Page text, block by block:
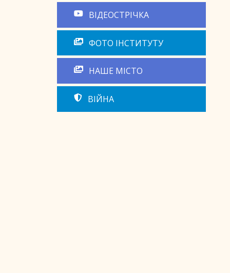
ВІДЕОСТРІЧКА
ФОТО ІНСТИТУТУ
НАШЕ МІСТО
ВІЙНА